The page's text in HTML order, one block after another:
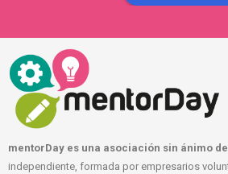
mentorDay es una asociación sin ánimo
independiente, formada por empresarios